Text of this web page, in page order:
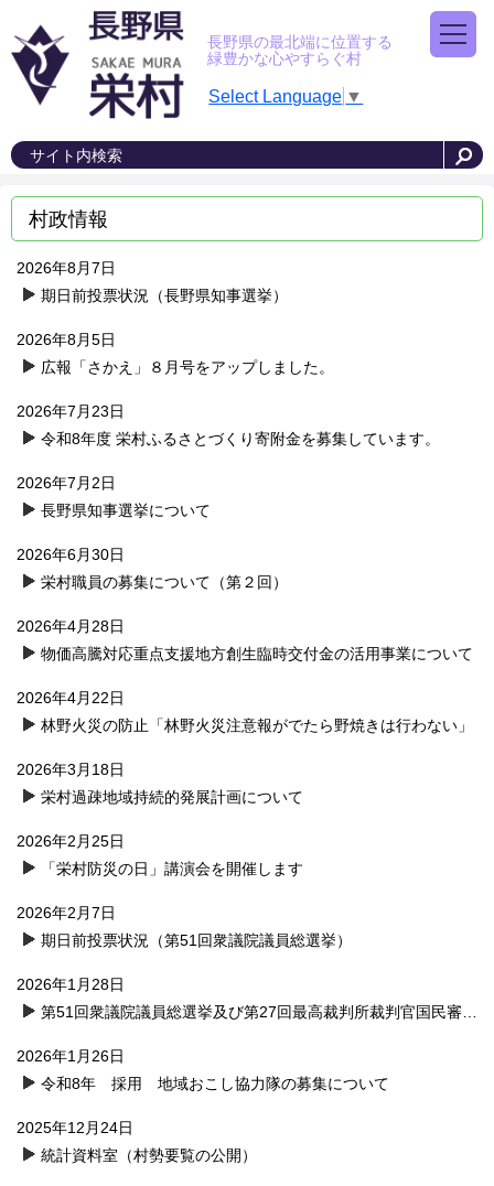
長野県の最北端に位置する
緑豊かな心やすらぐ村
Select Language ▼
村政情報
2026年8月7日
期日前投票状況（長野県知事選挙）
2026年8月5日
広報「さかえ」８月号をアップしました。
2026年7月23日
令和8年度 栄村ふるさとづくり寄附金を募集しています。
2026年7月2日
長野県知事選挙について
2026年6月30日
栄村職員の募集について（第２回）
2026年4月28日
物価高騰対応重点支援地方創生臨時交付金の活用事業について
2026年4月22日
林野火災の防止「林野火災注意報がでたら野焼きは行わない」
2026年3月18日
栄村過疎地域持続的発展計画について
2026年2月25日
「栄村防災の日」講演会を開催します
2026年2月7日
期日前投票状況（第51回衆議院議員総選挙）
2026年1月28日
2026年1月26日
令和8年 採用 地域おこし協力隊の募集について
2025年12月24日
統計資料室（村勢要覧の公開）